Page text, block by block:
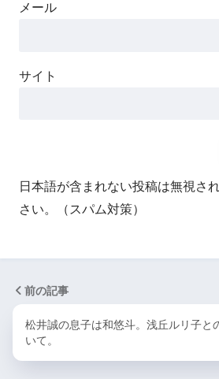
メール
サイト
日本語が含まれない投稿は無視さ
さい。（スパム対策）
前の記事
松井誠の息子は和悠斗。浅丘ルリ子と
いて。